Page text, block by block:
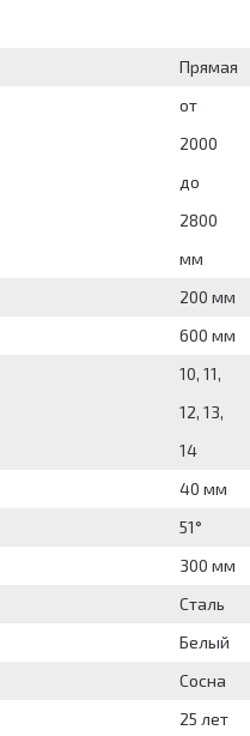
Прямая
от
2000
до
2800
мм
200 мм
600 мм
10, 11,
12, 13,
14
40 мм
51°
300 мм
Сталь
Белый
Сосна
25 лет